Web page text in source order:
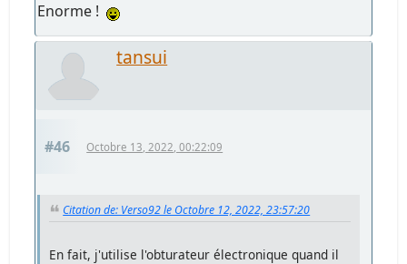
Enorme !
tansui
#46 Octobre 13, 2022, 00:22:09
Citation de: Verso92 le Octobre 12, 2022, 23:57:20
En fait, j'utilise l'obturateur électronique quand il